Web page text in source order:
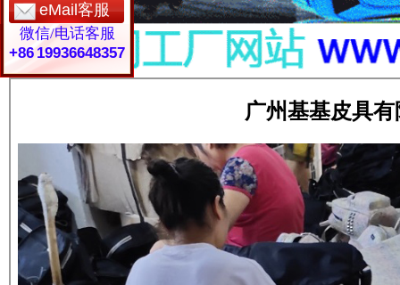
eMail客服
微信/电话客服
+86 19936648357